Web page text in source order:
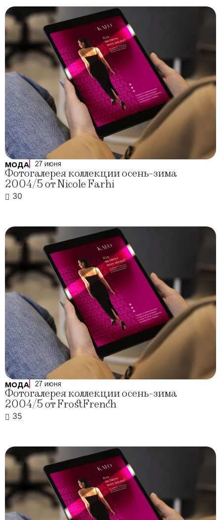
МОДА 27 июня
Фотогалерея коллекции осень-зима
2004/5 от Nicole Farhi
30
МОДА 27 июня
Фотогалерея коллекции осень-зима
2004/5 от FrostFrench
35